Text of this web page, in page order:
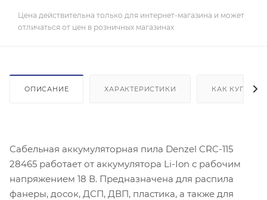
Цена действительна только для интернет-магазина и может
отличаться от цен в розничных магазинах
ОПИСАНИЕ ХАРАКТЕРИСТИКИ КАК КУПИТЬ
Сабельная аккумуляторная пила Denzel CRC-115
28465 работает от аккумулятора Li-Ion с рабочим
напряжением 18 В. Предназначена для распила
фанеры, досок, ДСП, ДВП, пластика, а также для